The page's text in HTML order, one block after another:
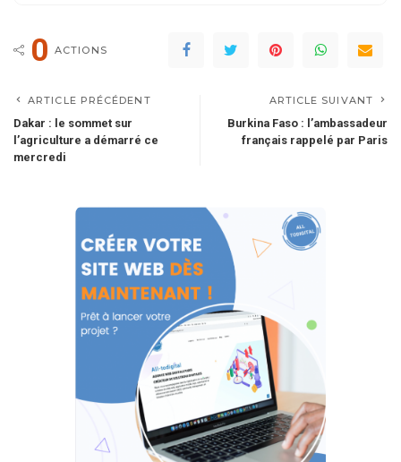
0 ACTIONS
ARTICLE PRÉCÉDENT
Dakar : le sommet sur
l’agriculture a démarré ce
mercredi
ARTICLE SUIVANT
Burkina Faso : l’ambassadeur
français rappelé par Paris